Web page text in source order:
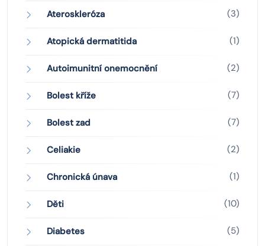
Ateroskleróza (3)
Atopická dermatitida (1)
Autoimunitní onemocnění (2)
Bolest kříže (7)
Bolest zad (7)
Celiakie (2)
Chronická únava (1)
Děti (10)
Diabetes (5)